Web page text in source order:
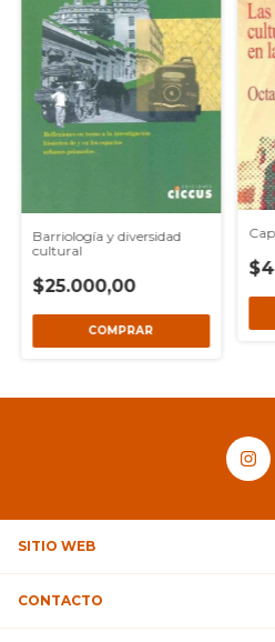
Barriología y diversidad
cultural
$25.000,00
SITIO WEB
CONTACTO